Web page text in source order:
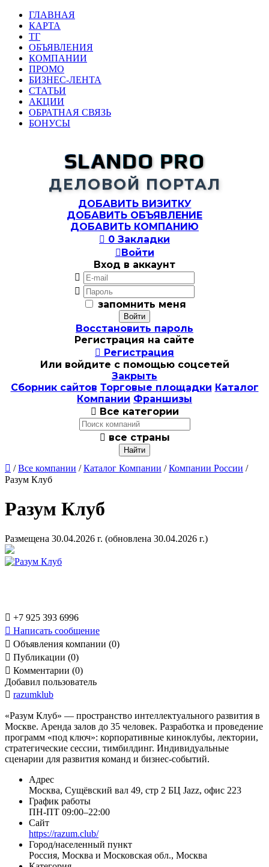
ГЛАВНАЯ
КАРТА
ТГ
ОБЪЯВЛЕНИЯ
КОМПАНИИ
ПРОМО
БИЗНЕС-ЛЕНТА
СТАТЬИ
АКЦИИ
ОБРАТНАЯ СВЯЗЬ
БОНУСЫ
SLANDO PRO
ДЕЛОВОЙ ПОРТАЛ
ДОБАВИТЬ ВИЗИТКУ
ДОБАВИТЬ ОБЪЯВЛЕНИЕ
ДОБАВИТЬ КОМПАНИЮ
 0 Закладки
Войти
Вход в аккаунт


запомнить меня
Восстановить пароль
Регистрация на сайте
 Регистрация
Или войдите с помощью соцсетей
Закрыть
Сборник сайтов Торговые площадки Каталог
Компании Франшизы
 Все категории
 все страны
 /Все компании /Каталог Компании /Компании России /
Разум Клуб
Разум Клуб
Размещена 30.04.2026 г. (обновлена 30.04.2026 г.)
 +7 925 393 6996
 Написать сообщение
 Объявления компании (0)
 Публикации (0)
 Комментарии (0)
Добавил пользователь
 razumklub
«Разум Клуб» — пространство интеллектуального развития в
Москве. Аренда залов до 35 человек. Разработка и проведение
программ «под ключ»: корпоративные киноклубы, лектории,
стратегические сессии, тимбилдинг. Индивидуальные
сценарии для развития команд и бизнес-событий.
Адрес
Москва, Сущёвский вал 49, стр 2 БЦ Jazz, офис 223
График работы
ПН-ПТ 09:00–22:00
Сайт
https://razum.club/
Город/населенный пункт
Россия, Москва и Московская обл., Москва